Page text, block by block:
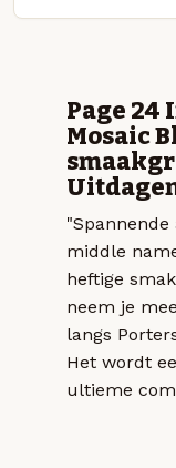
Page 24
Mosaic
middle
heftige
neem je
langs
Het wordt
ultieme